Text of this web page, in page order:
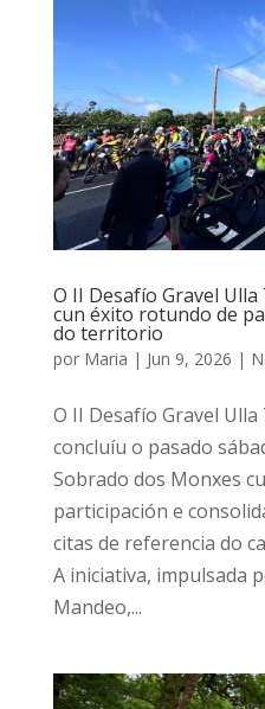
O II Desafío Gravel
cun éxito rotundo de
do territorio
por Maria | Jun 9, 2026 |
O II Desafío Gravel
concluíu o pasado
Sobrado dos Monxes
participación e
citas de referencia do
A iniciativa, impulsada
Mandeo,...